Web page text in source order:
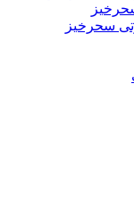
سحرخیز